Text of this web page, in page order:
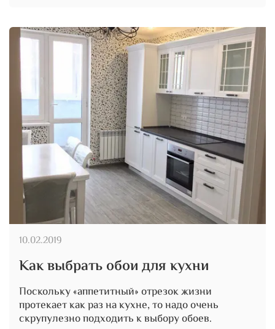
Как выбрать обои для кухни
Поскольку «аппетитный» отрезок жизни
протекает как раз на кухне, то надо очень
скрупулезно подходить к выбору обоев.
10.02.2019